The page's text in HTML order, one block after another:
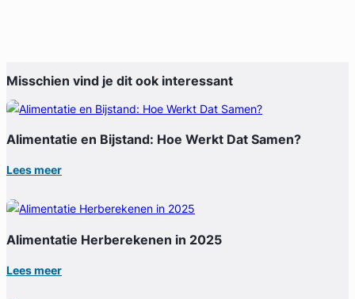
Misschien vind je dit ook interessant
Alimentatie en Bijstand: Hoe Werkt Dat Samen?
Lees meer
Alimentatie Herberekenen in 2025
Lees meer